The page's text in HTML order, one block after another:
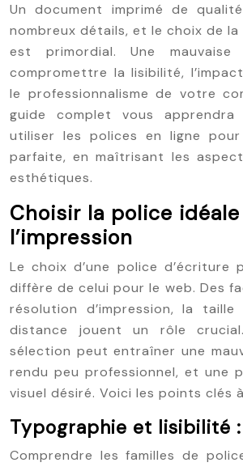
Un document imprimé de
nombreux détails, et le choix de la
est primordial. Une
compromettre la lisibilité,
le professionnalisme de votre
guide complet vous
utiliser les polices en ligne pour
parfaite, en maîtrisant les
esthétiques.
Choisir la police
l’impression
Le choix d’une police d’écriture
diffère de celui pour le web. Des
résolution d’impression, la
distance jouent un rôle
sélection peut entraîner une
rendu peu professionnel, et une
visuel désiré. Voici les points clés
Typographie et lisibilité
Comprendre les familles de